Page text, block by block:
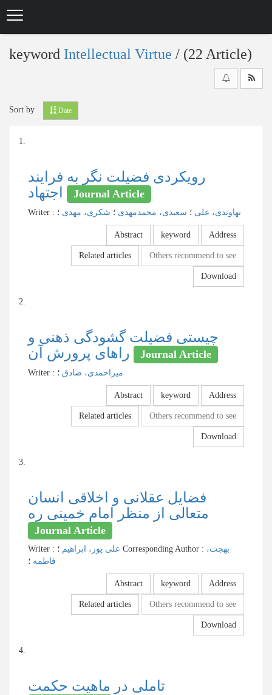
keyword Intellectual Virtue ‎/ (22 Article)
Sort by Date
1.
رویکردی فضیلت نگر به فرایند
Journal Article
Writer : نهاوندی، علی ؛ سعیدی، محمدمهدی ؛ شکری، مهدی ؛
Abstract keyword Address
Related articles Others recommend to see
Download
2.
چیستی فضیلت گشودگی ذهنی و
Journal Article
Writer : میراحمدی، صادق ؛
Abstract keyword Address
Related articles Others recommend to see
Download
3.
فضایل عقلانی و اخلاقی انسان
متعالی از منظر امام خمینی ره
Journal Article
Writer : علی پور، ابراهیم Corresponding Author : بهجت،
فاطمه ؛
Abstract keyword Address
Related articles Others recommend to see
Download
4.
تاملی در ماهیت حکمت